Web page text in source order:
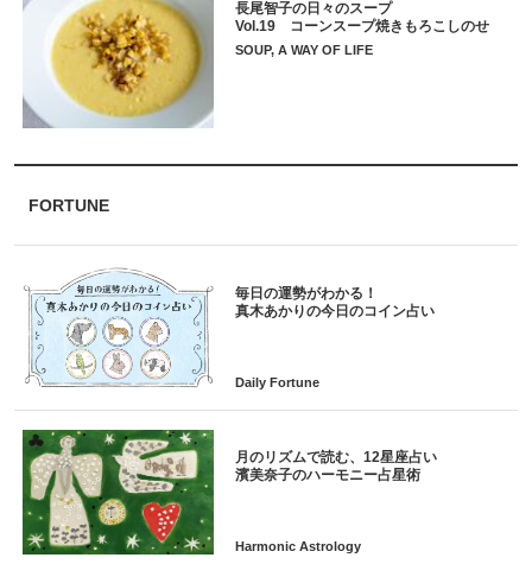
長尾智子の日々のスープ
Vol.19 コーンスープ焼きもろこしのせ
SOUP, A WAY OF LIFE
FORTUNE
毎日の運勢がわかる！
月のリズムで読む、12星座占い